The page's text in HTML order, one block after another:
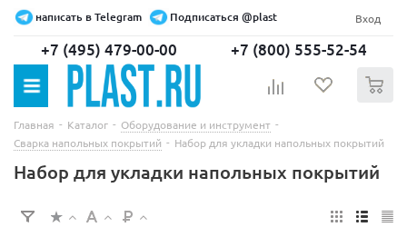
написать в Telegram Подписаться @plast Вход
+7 (495) 479-00-00 +7 (800) 555-52-54
Главная - Каталог - Оборудование и инструмент -
Сварка напольных покрытий - Набор для укладки напольных покрытий
Набор для укладки напольных покрытий